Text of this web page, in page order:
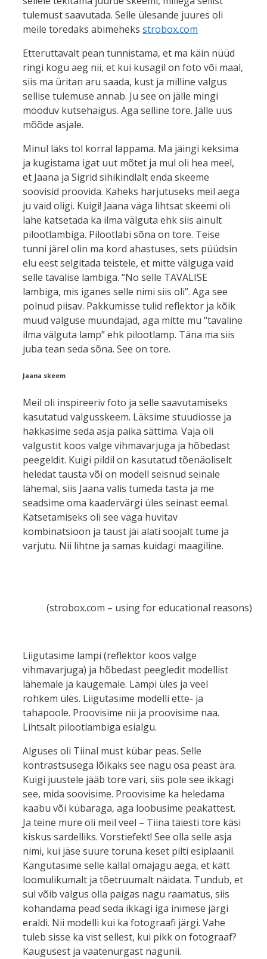
tulemust saavutada. Selle ülesande juures oli
meile toredaks abimeheks strobox.com
Etteruttavalt pean tunnistama, et ma käin nüüd
ringi kogu aeg nii, et kui kusagil on foto või maal,
siis ma üritan aru saada, kust ja milline valgus
sellise tulemuse annab. Ju see on jälle mingi
mööduv kutsehaigus. Aga selline tore. Jälle uus
mõõde asjale.
Minul läks tol korral lappama. Ma jäingi keksima
ja kugistama igat uut mõtet ja mul oli hea meel,
et Jaana ja Sigrid sihikindlalt enda skeeme
soovisid proovida. Kaheks harjutuseks meil aega
ju vaid oligi. Kuigi! Jaana väga lihtsat skeemi oli
lahe katsetada ka ilma välguta ehk siis ainult
pilootlambiga. Pilootlabi sõna on tore. Teise
tunni järel olin ma kord ahastuses, sets püüdsin
elu eest selgitada teistele, et mitte välguga vaid
selle tavalise lambiga. “No selle TAVALISE
lambiga, mis iganes selle nimi siis oli”. Aga see
polnud piisav. Pakkumisse tulid reflektor ja kõik
muud valguse muundajad, aga mitte mu “tavaline
ilma välguta lamp” ehk pilootlamp. Täna ma siis
juba tean seda sõna. See on tore.
Jaana skeem
Meil oli inspireeriv foto ja selle saavutamiseks
kasutatud valgusskeem. Läksime stuudiosse ja
hakkasime seda asja paika sättima. Vaja oli
valgustit koos valge vihmavarjuga ja hõbedast
peegeldit. Kuigi pildil on kasutatud tõenäoliselt
heledat tausta või on modell seisnud seinale
lähemal, siis Jaana valis tumeda tasta ja me
seadsime oma kaadervärgi üles seinast eemal.
Katsetamiseks oli see väga huvitav
kombinatsioon ja taust jäi alati soojalt tume ja
varjutu. Nii lihtne ja samas kuidagi maagiline.
(strobox.com – using for educational reasons)
Liigutasime lampi (reflektor koos valge
vihmavarjuga) ja hõbedast peegledit modellist
lähemale ja kaugemale. Lampi üles ja veel
rohkem üles. Liigutasime modelli ette- ja
tahapoole. Proovisime nii ja proovisime naa.
Lihtsalt pilootlambiga esialgu.
Alguses oli Tiinal must kübar peas. Selle
kontrastsusega lõikaks see nagu osa peast ära.
Kuigi juustele jääb tore vari, siis pole see ikkagi
see, mida soovisime. Proovisime ka heledama
kaabu või kübaraga, aga loobusime peakattest.
Ja teine mure oli meil veel – Tiina täiesti tore käsi
kiskus sardelliks. Vorstiefekt! See olla selle asja
nimi, kui jäse suure toruna keset pilti esiplaanil.
Kangutasime selle kallal omajagu aega, et kätt
loomulikumalt ja tõetruumalt näidata. Tundub, et
sul võib valgus olla paigas nagu raamatus, siis
kohandama pead seda ikkagi iga inimese järgi
eraldi. Nii modelli kui ka fotograafi järgi. Vahe
tuleb sisse ka vist sellest, kui pikk on fotograaf?
Kaugusest ja vaatenurgast nagunii.